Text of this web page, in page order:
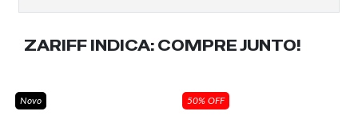
ZARIFF INDICA: COMPRE JUNTO!
Novo 50% OFF